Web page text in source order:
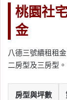
桃園社
金
八德三號續租租
二房型及三房型。
房型與坪數